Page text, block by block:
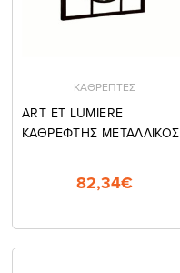
ΚΑΘΡΕΠΤΕΣ
ART ET LUMIERE
ΚΑΘΡΕΦΤΗΣ ΜΕΤΑΛΛΙΚΟΣ
82,34€